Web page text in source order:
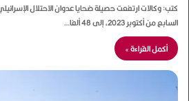
كتب: وكالات ارتفعت حصيلة ضحايا عدوان الاحتلال
السابع من أكتوبر 2023، إلى 48 ألفا…
أكمل القراءة »